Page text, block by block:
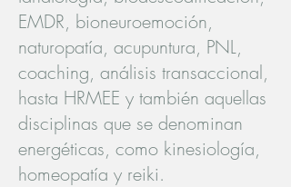
EMDR, bioneuroemoción,
naturopatía, acupuntura, PNL,
coaching, análisis transaccional,
hasta HRMEE y también aquellas
disciplinas que se denominan
energéticas, como kinesiología,
homeopatía y reiki.